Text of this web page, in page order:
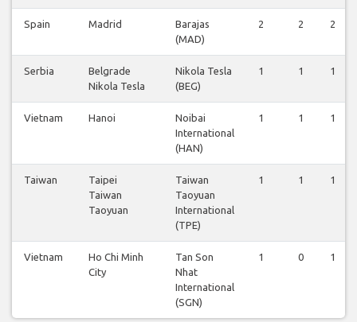
Spain Madrid
Barajas
(MAD)
2 2 2
Serbia
Belgrade
Nikola Tesla
Nikola Tesla
(BEG)
1 1 1
Vietnam Hanoi
Noibai
International
(HAN)
1 1 1
Taiwan
Taipei
Taiwan
Taoyuan
Taiwan
Taoyuan
International
(TPE)
1 1 1
Vietnam
Ho Chi Minh
City
Tan Son
Nhat
International
(SGN)
1 0 1